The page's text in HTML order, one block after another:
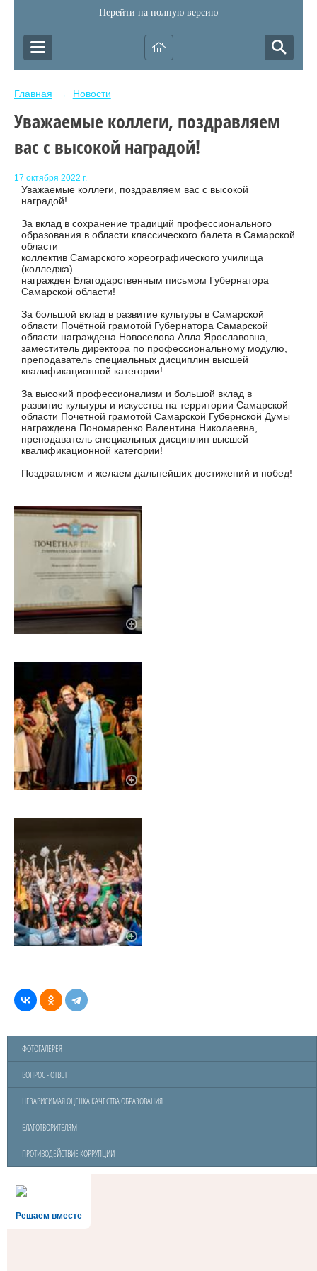
Перейти на полную версию
Главная → Новости
Уважаемые коллеги, поздравляем
вас с высокой наградой!
17 октября 2022 г.
Уважаемые коллеги, поздравляем вас с высокой
наградой!
За вклад в сохранение традиций профессионального
образования в области классического балета в Самарской
области
коллектив Самарского хореографического училища
(колледжа)
награжден Благодарственным письмом Губернатора
Самарской области!
За большой вклад в развитие культуры в Самарской
области Почётной грамотой Губернатора Самарской
области награждена Новоселова Алла Ярославовна,
заместитель директора по профессиональному модулю,
преподаватель специальных дисциплин высшей
квалификационной категории!
За высокий профессионализм и большой вклад в
развитие культуры и искусства на территории Самарской
области Почетной грамотой Самарской Губернской Думы
награждена Пономаренко Валентина Николаевна,
преподаватель специальных дисциплин высшей
квалификационной категории!
Поздравляем и желаем дальнейших достижений и побед!
ФОТОГАЛЕРЕЯ
ВОПРОС - ОТВЕТ
НЕЗАВИСИМАЯ ОЦЕНКА КАЧЕСТВА ОБРАЗОВАНИЯ
БЛАГОТВОРИТЕЛЯМ
ПРОТИВОДЕЙСТВИЕ КОРРУПЦИИ
Решаем вместе